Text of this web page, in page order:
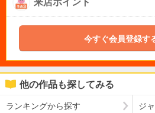
今すぐ会員登録す
他の作品も探してみる
ランキングから探す ジ